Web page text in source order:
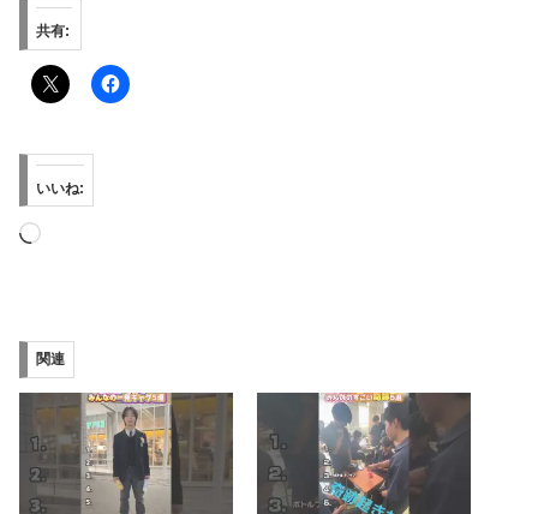
共有:
いいね:
読
み
中…
関連